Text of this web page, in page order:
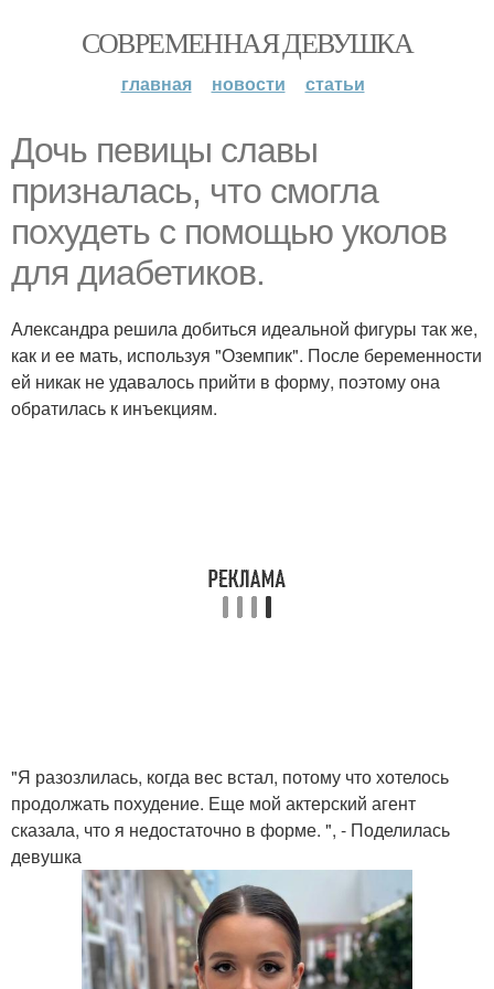
СОВРЕМЕННАЯ ДЕВУШКА
главная новости статьи
Дочь певицы славы
призналась, что смогла
похудеть с помощью уколов
для диабетиков.
Александра решила добиться идеальной фигуры так же,
как и ее мать, используя "Оземпик". После беременности
ей никак не удавалось прийти в форму, поэтому она
обратилась к инъекциям.
"Я разозлилась, когда вес встал, потому что хотелось
продолжать похудение. Еще мой актерский агент
сказала, что я недостаточно в форме. ", - Поделилась
девушка